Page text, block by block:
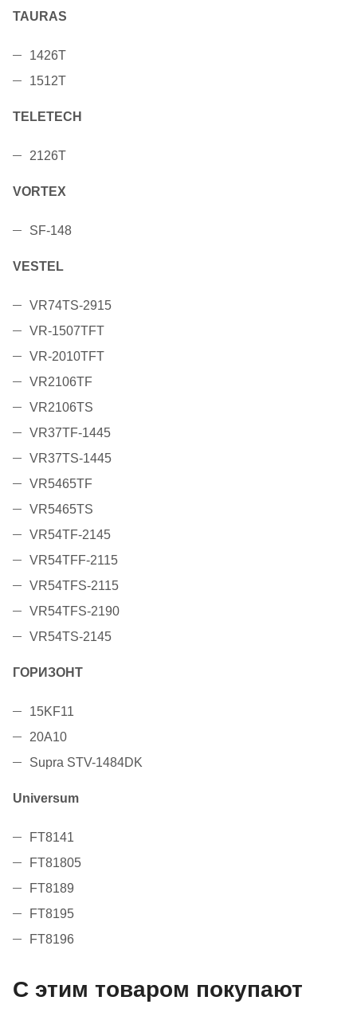
TAURAS
1426T
1512T
TELETECH
2126T
VORTEX
SF-148
VESTEL
VR74TS-2915
VR-1507TFT
VR-2010TFT
VR2106TF
VR2106TS
VR37TF-1445
VR37TS-1445
VR5465TF
VR5465TS
VR54TF-2145
VR54TFF-2115
VR54TFS-2115
VR54TFS-2190
VR54TS-2145
ГОРИЗОНТ
15KF11
20A10
Supra STV-1484DK
Universum
FT8141
FT81805
FT8189
FT8195
FT8196
С этим товаром покупают